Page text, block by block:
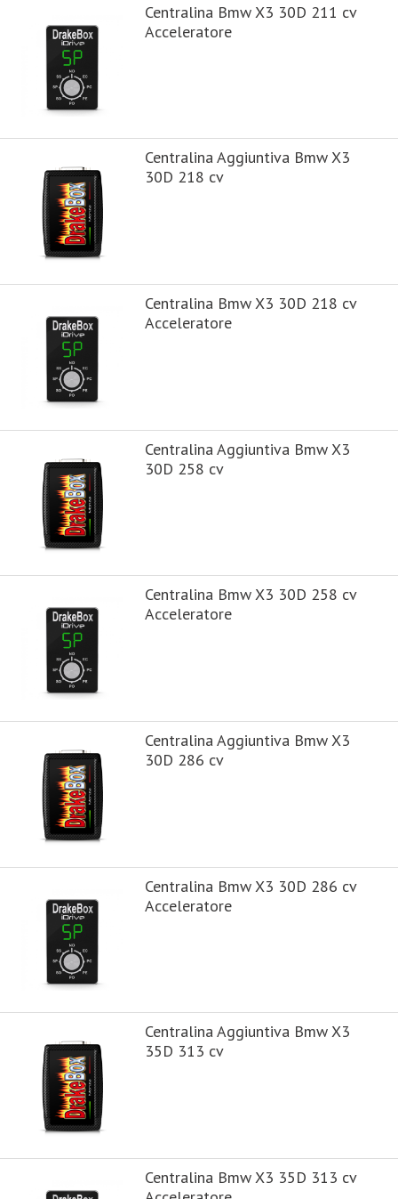
Centralina Bmw X3 30D 211 cv
Acceleratore
Centralina Aggiuntiva Bmw X3
30D 218 cv
Centralina Bmw X3 30D 218 cv
Acceleratore
Centralina Aggiuntiva Bmw X3
30D 258 cv
Centralina Bmw X3 30D 258 cv
Acceleratore
Centralina Aggiuntiva Bmw X3
30D 286 cv
Centralina Bmw X3 30D 286 cv
Acceleratore
Centralina Aggiuntiva Bmw X3
35D 313 cv
Centralina Bmw X3 35D 313 cv